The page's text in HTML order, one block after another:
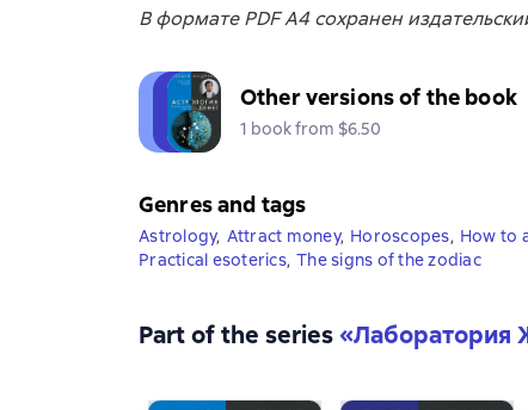
В формате PDF A4 сохранен
Other versions of the book
1 book from $6.50
Genres and tags
Astrology, Attract money, Horoscopes, How to
Practical esoterics, The signs of the zodiac
Part of the series«Лаборатория